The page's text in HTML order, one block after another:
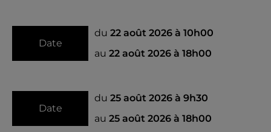
Date
du 22 août 2026 à 10h00
au 22 août 2026 à 18h00
Date
du 25 août 2026 à 9h30
au 25 août 2026 à 18h00